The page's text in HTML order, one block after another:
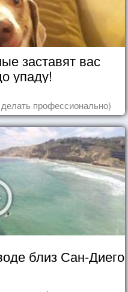
заставят вас
упаду!
профессионально)
близ Сан-Диего